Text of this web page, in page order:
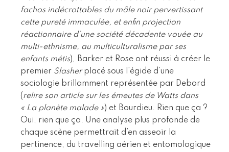
fachos indécrottables du mâle noir pervertissant
cette pureté immaculée, et enfin projection
réactionnaire d’une société décadente vouée au
multi-ethnisme, au multiculturalisme par ses
enfants métis), Barker et Rose ont réussi à créer le
premier Slasherplacé sous l’égide d’une
sociologie brillamment représentée par Debord
(relire son article sur les émeutes de Watts dans
« La planète malade ») et Bourdieu. Rien que ça ?
Oui, rien que ça. Une analyse plus profonde de
chaque scène permettrait d’en asseoir la
pertinence, du travelling aérien et entomologique